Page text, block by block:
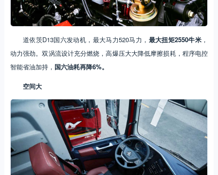
道依茨D13国六发动机，最大马力520马力， 最大扭矩2550牛米 ，
动力强劲。双涡流设计充分燃烧，高爆压大大降低摩擦损耗，程序电控
智能省油加持， 国六油耗再降6%。
空间大